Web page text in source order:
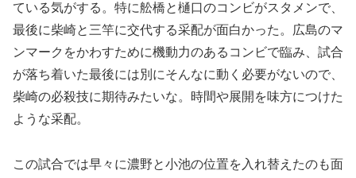
ている気がする。特に舩橋と樋口のコンビがスタメンで、
最後に柴崎と三竿に交代する采配が面白かった。広島のマ
ンマークをかわすために機動力のあるコンビで臨み、試合
が落ち着いた最後には別にそんなに動く必要がないので、
柴崎の必殺技に期待みたいな。時間や展開を味方につけた
ような采配。
この試合では早々に濃野と小池の位置を入れ替えたのも面